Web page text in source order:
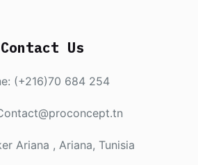
Contact Us
(+216)70 684 254
Ariana , Ariana, Tunisia